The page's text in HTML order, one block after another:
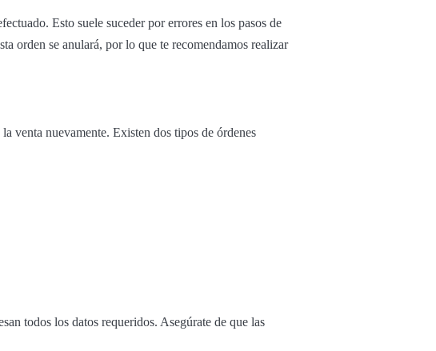
Esto suele suceder por errores en los pasos de
orden se anulará, por lo que te recomendamos realizar
venta nuevamente. Existen dos tipos de órdenes
todos los datos requeridos. Asegúrate de que las